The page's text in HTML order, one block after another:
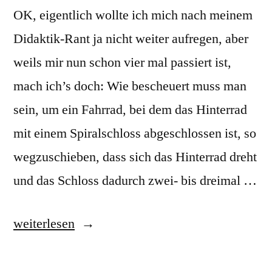
OK, eigentlich wollte ich mich nach meinem
Didaktik-Rant ja nicht weiter aufregen, aber
weils mir nun schon vier mal passiert ist,
mach ich’s doch: Wie bescheuert muss man
sein, um ein Fahrrad, bei dem das Hinterrad
mit einem Spiralschloss abgeschlossen ist, so
wegzuschieben, dass sich das Hinterrad dreht
und das Schloss dadurch zwei- bis dreimal …
„Öl,
weiterlesen